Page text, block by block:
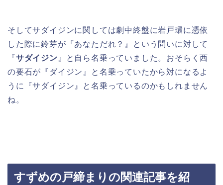
そしてサダイジンに関しては劇中終盤に岩戸環に憑依
した際に鈴芽が『あなただれ？』という問いに対して
『サダイジン 』と自ら名乗っていました。おそらく西
の要石が『ダイジン』と名乗っていたから対になるよ
うに『サダイジン』と名乗っているのかもしれません
ね。
すずめの戸締まりの関連記事を紹